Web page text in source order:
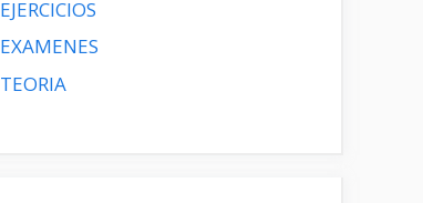
EJERCICIOS
EXAMENES
TEORIA